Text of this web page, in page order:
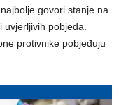
govori stanje na
uvjerljivih pobjeda.
protivnike pobjeđuju